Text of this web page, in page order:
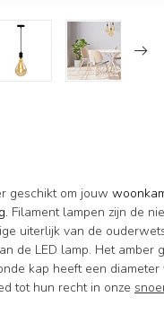
geschikt om jouw
Filament lampen zijn de
uiterlijk van de
de LED lamp. Het amber
kap heeft een diameter
tot hun recht in onze